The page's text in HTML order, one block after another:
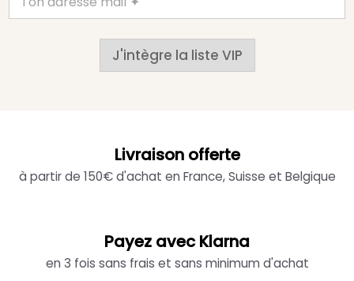
J'intègre la liste VIP
Livraison offerte
à partir de 150€ d'achat en France, Suisse et Belgique
Payez avec Klarna
en 3 fois sans frais et sans minimum d'achat